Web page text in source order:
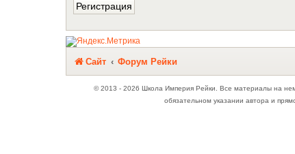
Регистрация
Сайт Форум Рейки
Связаться с
© 2013 - 2026 Школа Империя Рейки. Все материалы на
обязательном указании автора и